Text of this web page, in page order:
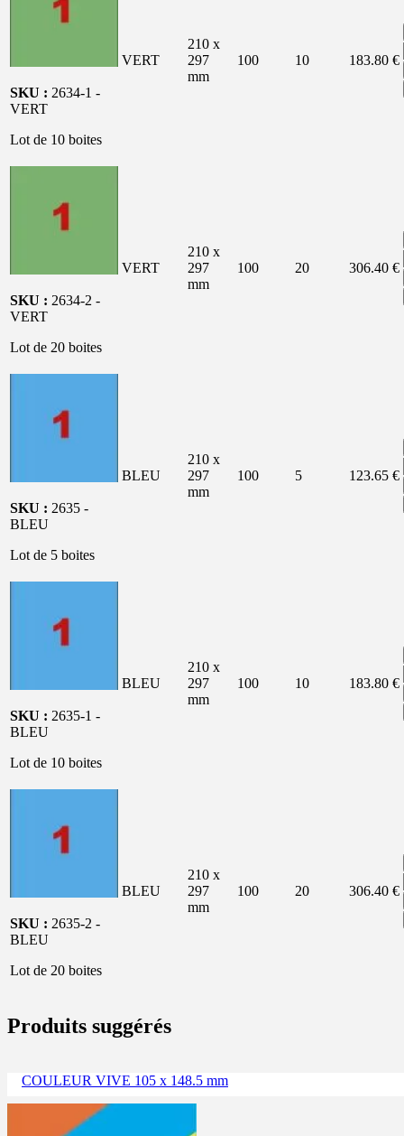
SKU : 2634-1 -
VERT
Lot de 10 boites
VERT
210 x
297
mm
100 10 183.80 €
SKU : 2634-2 -
VERT
Lot de 20 boites
VERT
210 x
297
mm
100 20 306.40 €
SKU : 2635 -
BLEU
Lot de 5 boites
BLEU
210 x
297
mm
100 5 123.65 €
SKU : 2635-1 -
BLEU
Lot de 10 boites
BLEU
210 x
297
mm
100 10 183.80 €
SKU : 2635-2 -
BLEU
Lot de 20 boites
BLEU
210 x
297
mm
100 20 306.40 €
Produits suggérés
COULEUR VIVE 105 x 148.5 mm